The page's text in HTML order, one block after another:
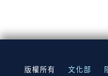
:::
版權所有 文化部